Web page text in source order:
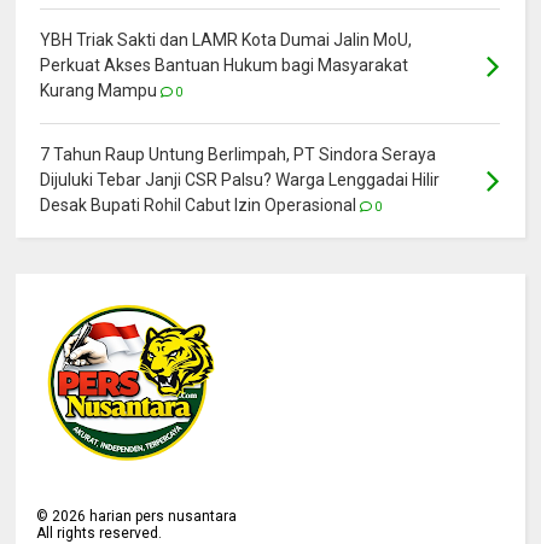
YBH Triak Sakti dan LAMR Kota Dumai Jalin MoU,
Perkuat Akses Bantuan Hukum bagi Masyarakat
Kurang Mampu
0
7 Tahun Raup Untung Berlimpah, PT Sindora Seraya
Dijuluki Tebar Janji CSR Palsu? Warga Lenggadai Hilir
Desak Bupati Rohil Cabut Izin Operasional
0
©2026 harian pers nusantara
All rights reserved.